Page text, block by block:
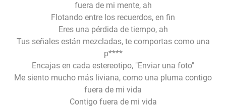
fuera de mi mente, ah
Flotando entre los recuerdos, en fin
Eres una pérdida de tiempo, ah
Tus señales están mezcladas, te comportas como una
p****
Encajas en cada estereotipo, "Enviar una foto"
Me siento mucho más liviana, como una pluma contigo
fuera de mi vida
Contigo fuera de mi vida